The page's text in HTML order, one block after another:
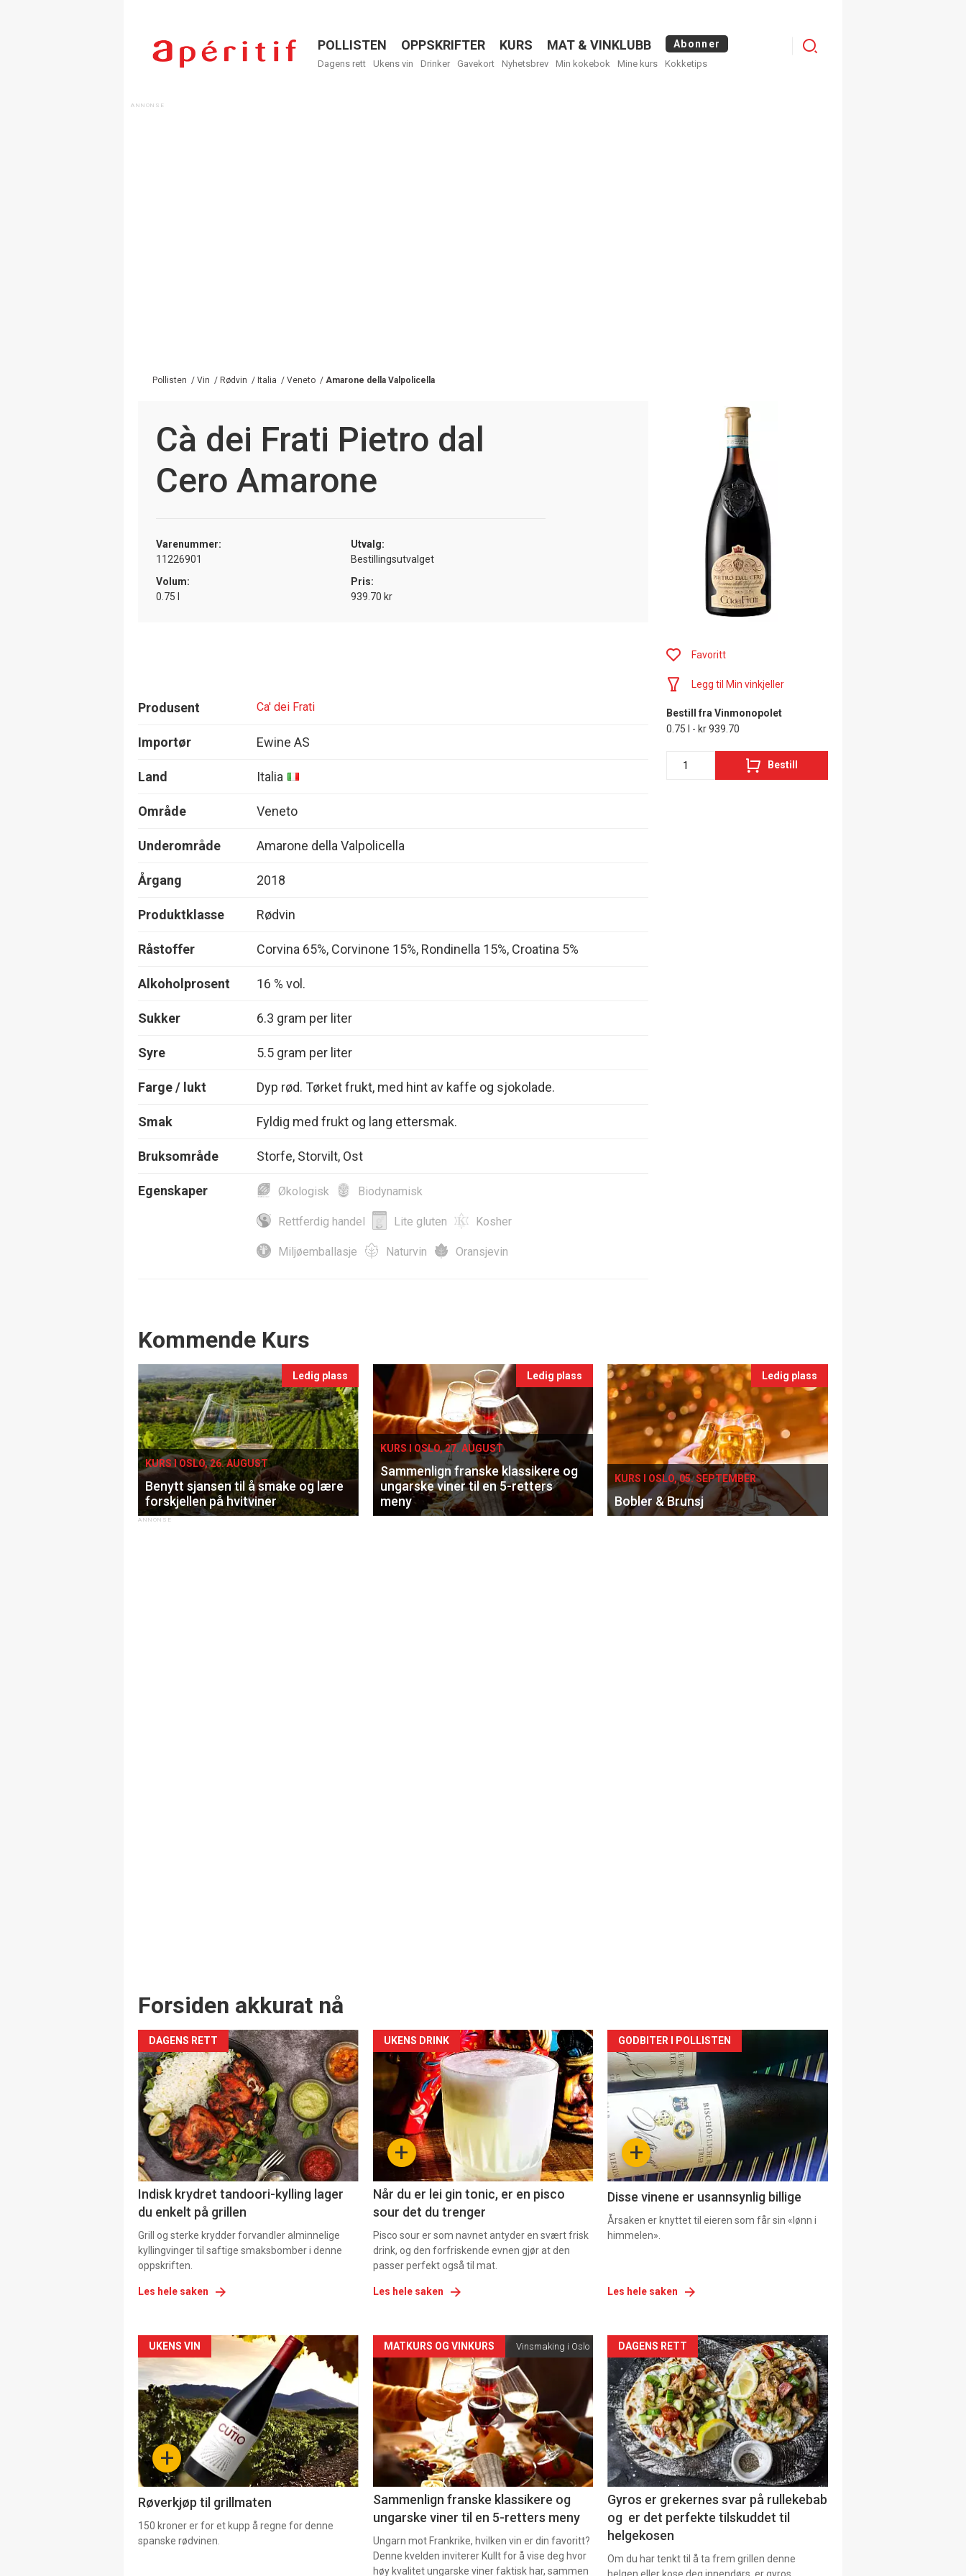
Menu
POLLISTEN OPPSKRIFTER KURS MAT & VINKLUBB Abonner
Dagens rett Ukens vin Drinker Gavekort Nyhetsbrev Min kokebok Mine kurs Kokketips
Menu
Pollisten / Vin / Rødvin / Italia / Veneto / Amarone della Valpolicella
Cà dei Frati Pietro dal
Cero Amarone
Varenummer:
11226901
Utvalg:
Bestillingsutvalget
Volum:
0.75 l
Pris:
939.70 kr
Produsent Ca' dei Frati
Importør Ewine AS
Land Italia
Område Veneto
Underområde Amarone della Valpolicella
Årgang 2018
Produktklasse Rødvin
Råstoffer Corvina 65%, Corvinone 15%, Rondinella 15%, Croatina 5%
Alkoholprosent 16 % vol.
Sukker 6.3 gram per liter
Syre 5.5 gram per liter
Farge / lukt Dyp rød. Tørket frukt, med hint av kaffe og sjokolade.
Smak Fyldig med frukt og lang ettersmak.
Bruksområde Storfe, Storvilt, Ost
Egenskaper Økologisk Biodynamisk
Rettferdig handel Lite gluten Kosher
Miljøemballasje Naturvin Oransjevin
Favoritt
Legg til Min vinkjeller
Bestill fra Vinmonopolet
0.75 l - kr 939.70
Bestill
Events
Kommende Kurs
Ledig plass
KURS I OSLO, 26. AUGUST
Benytt sjansen til å smake og lære
forskjellen på hvitviner
Ledig plass
KURS I OSLO, 27. AUGUST
Sammenlign franske klassikere og
ungarske viner til en 5-retters
meny
Ledig plass
KURS I OSLO, 05. SEPTEMBER
Bobler & Brunsj
Forsiden akkurat nå
DAGENS RETT
Indisk krydret tandoori-kylling lager
du enkelt på grillen
Grill og sterke krydder forvandler alminnelige
kyllingvinger til saftige smaksbomber i denne
oppskriften.
Les hele saken
Forsiden
akkurat
nå
-
+
UKENS DRINK
Når du er lei gin tonic, er en pisco
sour det du trenger
Pisco sour er som navnet antyder en svært frisk
drink, og den forfriskende evnen gjør at den
passer perfekt også til mat.
Les hele saken
Forsiden
akkurat
nå
3 +
GODBITER I POLLISTEN
Disse vinene er usannsynlig billige
Årsaken er knyttet til eieren som får sin «lønn i
himmelen».
Les hele saken
Forsiden
akkurat
nå
-
4 +
UKENS VIN
Røverkjøp til grillmaten
150 kroner er for et kupp å regne for denne
spanske rødvinen.
Forsiden
akkurat
nå
-
5
MATKURS OG VINKURS Vinsmaking i Oslo
Sammenlign franske klassikere og
ungarske viner til en 5-retters meny
Ungarn mot Frankrike, hvilken vin er din favoritt?
Denne kvelden inviterer Kullt for å vise deg hvor
høy kvalitet ungarske viner faktisk har, sammen
Forsiden
akkurat
nå
-
6
DAGENS RETT
Gyros er grekernes svar på rullekebab
og er det perfekte tilskuddet til
helgekosen
Om du har tenkt til å ta frem grillen denne